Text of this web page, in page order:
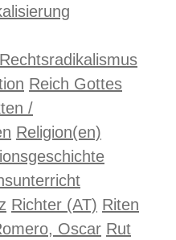
Rechtsradikalismus
Reich Gottes
/
Religion(en)
Richter (AT) Riten
Oscar Rut